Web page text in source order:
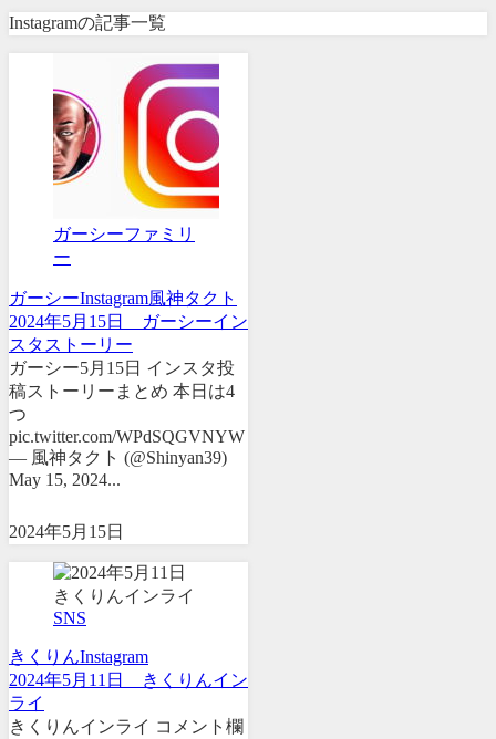
Instagramの記事一覧
ガーシーファミリ
ー
ガーシーInstagram風神タクト
2024年5月15日 ガーシーイン
スタストーリー
ガーシー5月15日 インスタ投
稿ストーリーまとめ 本日は4
つ
pic.twitter.com/WPdSQGVNYW
— 風神タクト (@Shinyan39)
May 15, 2024...
2024年5月15日
SNS
きくりんInstagram
2024年5月11日 きくりんイン
ライ
きくりんインライ コメント欄